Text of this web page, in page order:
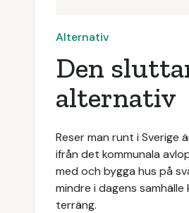
Alternativ
Den
alternativ
Reser man runt i Sverige
ifrån det kommunala
med och bygga hus på
mindre i dagens
terräng.